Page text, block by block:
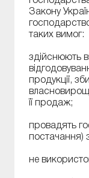
Закону
таких вимог:
здійснюють
продукції,
її продаж;
провадять
постачання)
не